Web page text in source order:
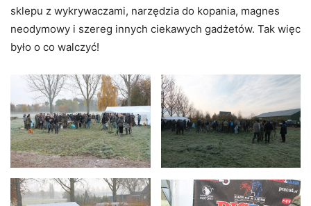
sklepu z wykrywaczami, narzędzia do kopania, magnes
neodymowy i szereg innych ciekawych gadżetów. Tak więc
było o co walczyć!